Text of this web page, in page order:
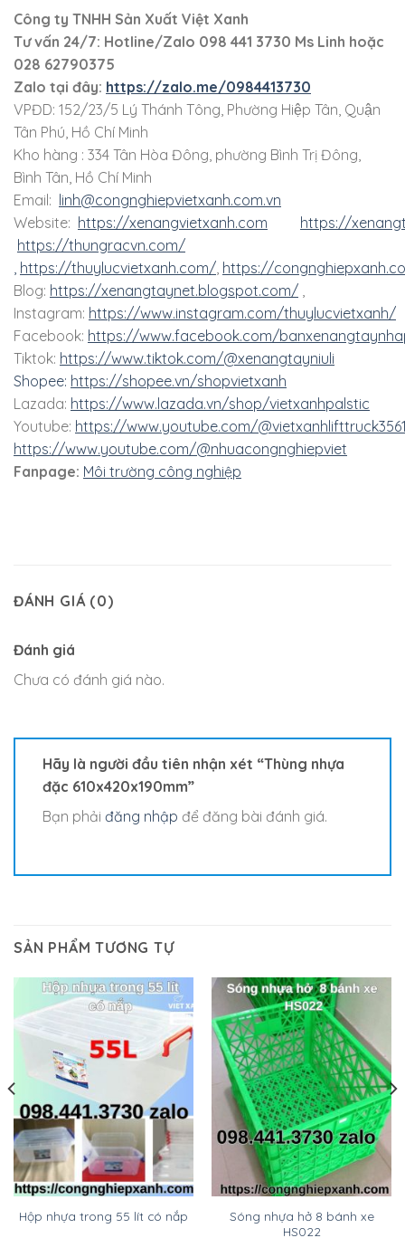
Công ty TNHH Sản Xuất Việt Xanh
Tư vấn 24/7: Hotline/Zalo 098 441 3730 Ms Linh hoặc
028 62790375
Zalo tại đây: https://zalo.me/0984413730
VPĐD: 152/23/5 Lý Thánh Tông, Phường Hiệp Tân, Quận
Tân Phú, Hồ Chí Minh
Kho hàng : 334 Tân Hòa Đông, phường Bình Trị Đông,
Bình Tân, Hồ Chí Minh
Email: linh@congnghiepvietxanh.com.vn
Website: https://xenangvietxanh.com
https://
https://thungracvn.com/
https://thuylucvietxanh.com/ https://
Blog: https://xenangtaynet.blogspot.com/
Instagram: https://www.instagram.com/thuylucvietxanh/
Facebook: https://www.facebook.com/
Tiktok: https://www.tiktok.com/@xenangtayniuli
Shopee: https://shopee.vn/shopvietxanh
Lazada: https://www.lazada.vn/shop/vietxanhpalstic
Youtube: https://www.youtube.com/
https://www.youtube.com/@nhuacongnghiepviet
Fanpage: Môi trường công nghiệp
ĐÁNH GIÁ (0)
Đánh giá
Chưa có đánh giá nào.
Hãy là người đầu tiên nhận xét “Thùng nhựa
đặc 610x420x190mm”
Bạn phải đăng nhập để đăng bài đánh giá.
SẢN PHẨM TƯƠNG TỰ
Hộp nhựa trong 55 lít có nắp
Sóng nhựa hở 8 bánh xe
HS022